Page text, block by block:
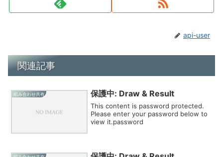
api-user
関連記事
組み合わせ共有 保護中: Draw & Result
This content is password protected.
Please enter your password below to
view it.password